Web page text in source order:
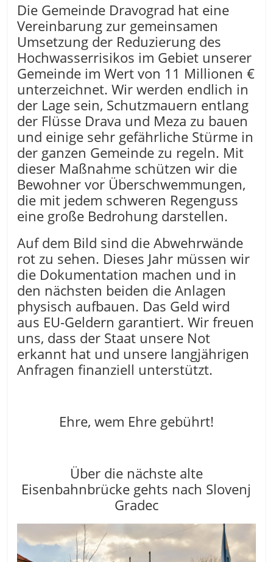
Die Gemeinde Dravograd hat eine
Vereinbarung zur gemeinsamen
Umsetzung der Reduzierung des
Hochwasserrisikos im Gebiet unserer
Gemeinde im Wert von 11 Millionen €
unterzeichnet. Wir werden endlich in
der Lage sein, Schutzmauern entlang
der Flüsse Drava und Meza zu bauen
und einige sehr gefährliche Stürme in
der ganzen Gemeinde zu regeln. Mit
dieser Maßnahme schützen wir die
Bewohner vor Überschwemmungen,
die mit jedem schweren Regenguss
eine große Bedrohung darstellen.
Auf dem Bild sind die Abwehrwände
rot zu sehen. Dieses Jahr müssen wir
die Dokumentation machen und in
den nächsten beiden die Anlagen
physisch aufbauen. Das Geld wird
aus EU-Geldern garantiert. Wir freuen
uns, dass der Staat unsere Not
erkannt hat und unsere langjährigen
Anfragen finanziell unterstützt.
Ehre, wem Ehre gebührt!
Über die nächste alte
Eisenbahnbrücke gehts nach Slovenj
Gradec